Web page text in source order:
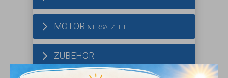
MOTOR & ERSATZTEILE
ZUBEHÖR